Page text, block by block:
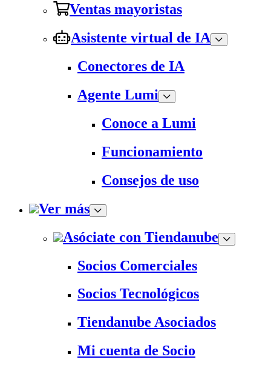
Ventas mayoristas
Asistente virtual de IA
Conectores de IA
Agente Lumi
Conoce a Lumi
Funcionamiento
Consejos de uso
Ver más
Asóciate con Tiendanube
Socios Comerciales
Socios Tecnológicos
Tiendanube Asociados
Mi cuenta de Socio